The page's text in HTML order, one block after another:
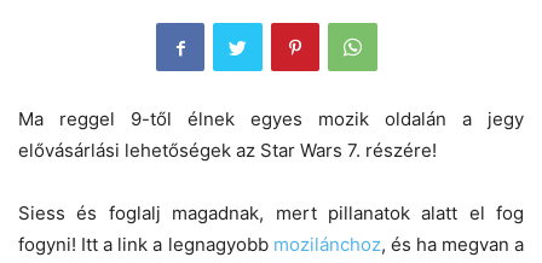
Ma reggel 9-től élnek egyes mozik oldalán a jegy
elővásárlási lehetőségek az Star Wars 7. részére!
Siess és foglalj magadnak, mert pillanatok alatt el fog
fogyni! Itt a link a legnagyobb mozilánchoz, és ha megvan a